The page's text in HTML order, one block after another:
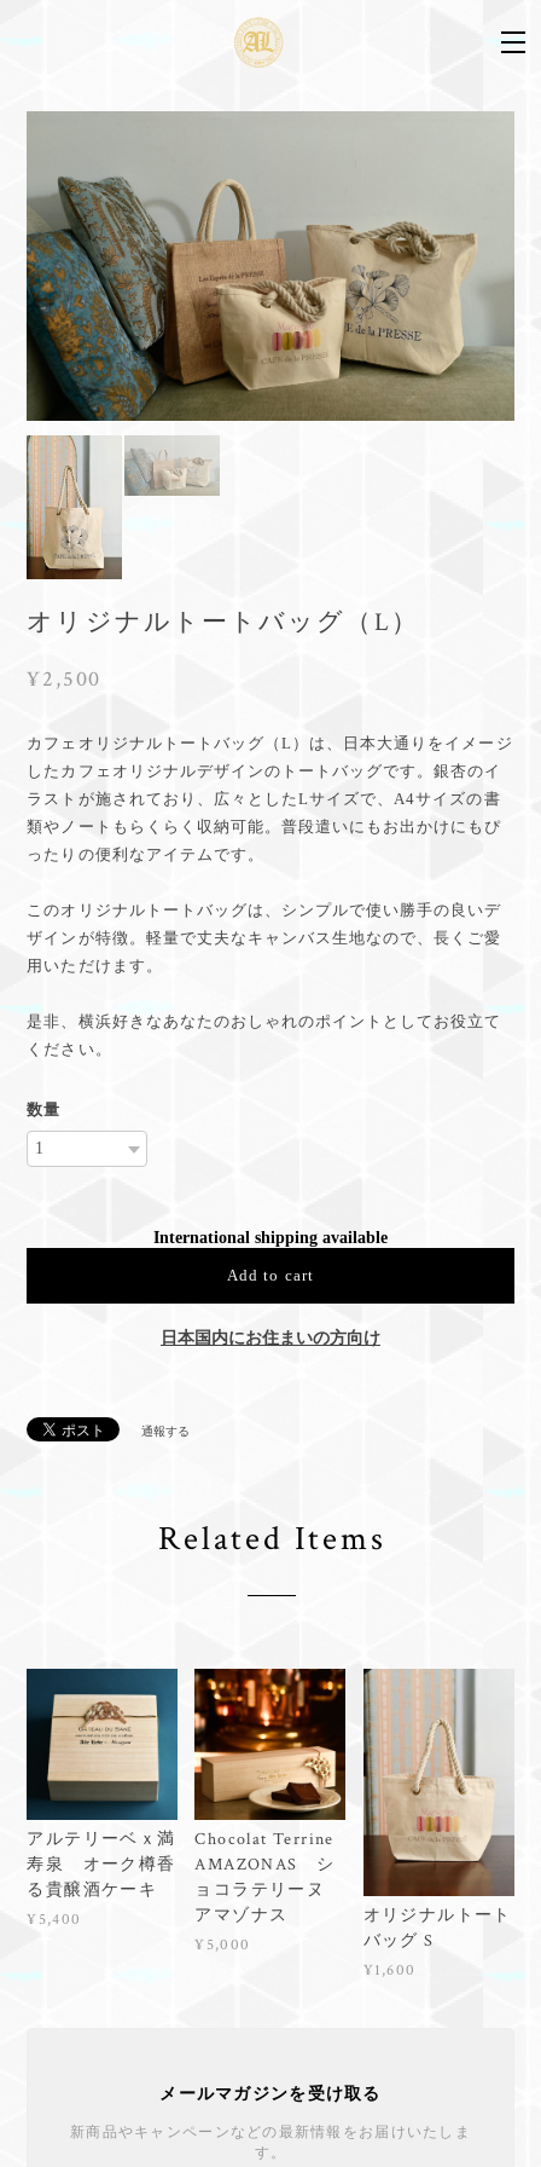
オリジナルトートバッグ（L）
¥2,500
カフェオリジナルトートバッグ（L）は、日本大通りをイメージ
したカフェオリジナルデザインのトートバッグです。銀杏のイ
ラストが施されており、広々としたLサイズで、A4サイズの書
類やノートもらくらく収納可能。普段遣いにもお出かけにもぴ
ったりの便利なアイテムです。
このオリジナルトートバッグは、シンプルで使い勝手の良いデ
ザインが特徴。軽量で丈夫なキャンバス生地なので、長くご愛
用いただけます。
是非、横浜好きなあなたのおしゃれのポイントとしてお役立て
ください。
数量
International shipping available
Add to cart
日本国内にお住まいの方向け
通報する
Related Items
アルテリーベｘ満
寿泉 オーク樽香
る貴醸酒ケーキ
¥5,400
Chocolat Terrine
AMAZONAS シ
ョコラテリーヌ
アマゾナス
¥5,000
オリジナルトート
バッグ S
¥1,600
メールマガジンを受け取る
新商品やキャンペーンなどの最新情報をお届けいたしま
す。